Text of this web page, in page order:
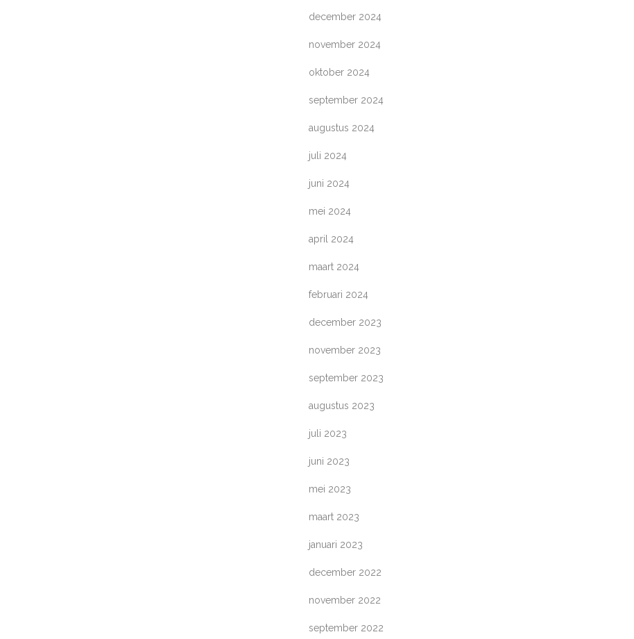
december 2024
november 2024
oktober 2024
september 2024
augustus 2024
juli 2024
juni 2024
mei 2024
april 2024
maart 2024
februari 2024
december 2023
november 2023
september 2023
augustus 2023
juli 2023
juni 2023
mei 2023
maart 2023
januari 2023
december 2022
november 2022
september 2022